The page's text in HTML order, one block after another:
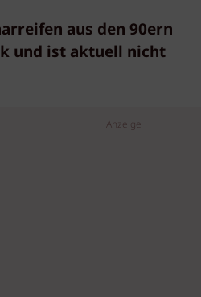
aus den 90ern
und ist aktuell nicht
Anzeige